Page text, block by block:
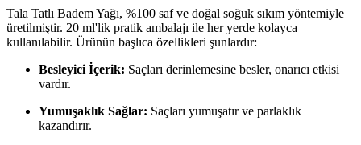
Tala Tatlı Badem Yağı, %100 saf ve doğal soğuk sıkım yöntemiyle
üretilmiştir. 20 ml'lik pratik ambalajı ile her yerde kolayca
kullanılabilir. Ürünün başlıca özellikleri şunlardır:
Besleyici İçerik: Saçları derinlemesine besler, onarıcı etkisi
vardır.
Yumuşaklık Sağlar: Saçları yumuşatır ve parlaklık
kazandırır.